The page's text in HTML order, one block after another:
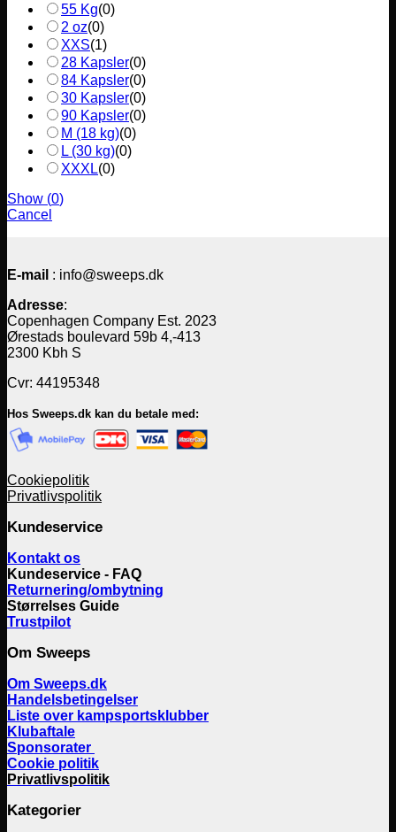
55 Kg(0)
2 oz(0)
XXS(1)
28 Kapsler(0)
84 Kapsler(0)
30 Kapsler(0)
90 Kapsler(0)
M (18 kg)(0)
L (30 kg)(0)
XXXL(0)
Show (0)
Cancel
E-mail : info@sweeps.dk
Adresse:
Copenhagen Company Est. 2023
Ørestads boulevard 59b 4,-413
2300 Kbh S
Cvr: 44195348
Hos Sweeps.dk kan du betale med:
Cookiepolitik
Privatlivspolitik
Kundeservice
Kontakt os
Kundeservice - FAQ
Returnering/ombytning
Størrelses Guide
Trustpilot
Om Sweeps
Om Sweeps.dk
Handelsbetingelser
Liste over kampsportsklubber
Klubaftale
Sponsorater
Cookie politik
Privatlivspolitik
Kategorier